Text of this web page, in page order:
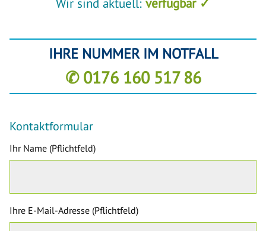
Wir sind aktuell: verfügbar ✓
IHRE NUMMER IM NOTFALL
✆ 0176 160 517 86
Kontaktformular
Ihr Name (Pflichtfeld)
Ihre E-Mail-Adresse (Pflichtfeld)